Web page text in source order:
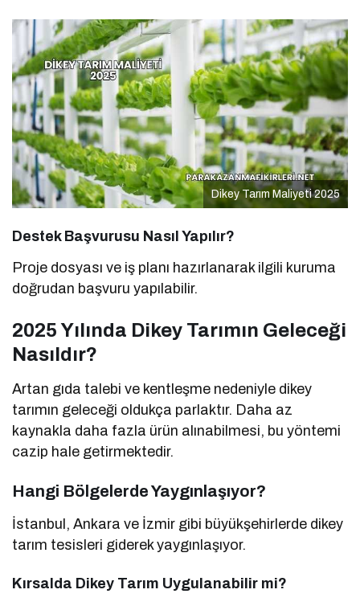
Dikey Tarım Maliyeti 2025
Destek Başvurusu Nasıl Yapılır?
Proje dosyası ve iş planı hazırlanarak ilgili kuruma
doğrudan başvuru yapılabilir.
2025 Yılında Dikey Tarımın Geleceği
Nasıldır?
Artan gıda talebi ve kentleşme nedeniyle dikey
tarımın geleceği oldukça parlaktır. Daha az
kaynakla daha fazla ürün alınabilmesi, bu yöntemi
cazip hale getirmektedir.
Hangi Bölgelerde Yaygınlaşıyor?
İstanbul, Ankara ve İzmir gibi büyükşehirlerde dikey
tarım tesisleri giderek yaygınlaşıyor.
Kırsalda Dikey Tarım Uygulanabilir mi?